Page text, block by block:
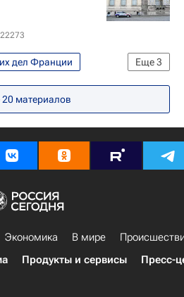
22273
Еще3
дел Франции
Лувр
20 материалов
Экономика В мире
Продукты и сервисы Пресс-